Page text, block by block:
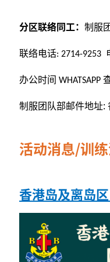
分区联络同工： 制服
联络电话: 2714-9253
办公时间 WHATSAPP
制服团队部邮件地址:
活动消息/训练
香港岛及离岛